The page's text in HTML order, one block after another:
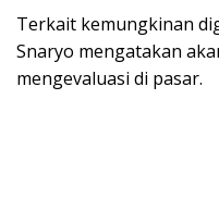
Terkait kemungkinan
Snaryo mengatakan
mengevaluasi di pasar.